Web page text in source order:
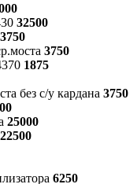
32500
3750
3750
1875
без с/у кардана 3750
25000
22500
6250